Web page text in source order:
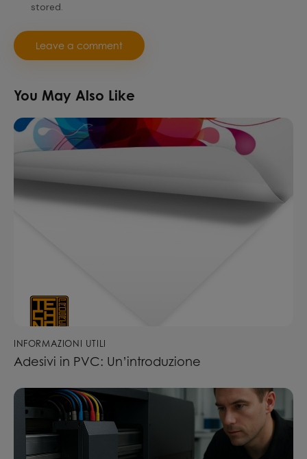
stored.
You May Also Like
INFORMAZIONI UTILI
Adesivi in PVC: Un’introduzione